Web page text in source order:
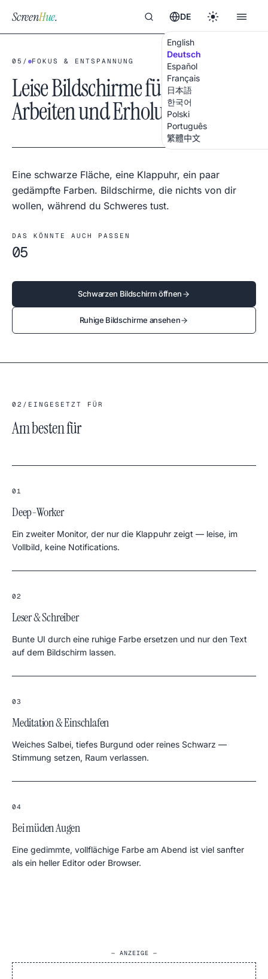
ScreenHue. DE
English
Deutsch
Español
Français
日本語
한국어
Polski
Português
繁體中文
05 / FOKUS & ENTSPANNUNG
Leise Bildschirme für tiefes
Arbeiten und Erholung
Eine schwarze Fläche, eine Klappuhr, ein paar
gedämpfte Farben. Bildschirme, die nichts von dir
wollen, während du Schweres tust.
DAS KÖNNTE AUCH PASSEN
05
Schwarzen Bildschirm öffnen
Ruhige Bildschirme ansehen
02 / EINGESETZT FÜR
Am besten für
01
Deep-Worker
Ein zweiter Monitor, der nur die Klappuhr zeigt — leise, im
Vollbild, keine Notifications.
02
Leser & Schreiber
Bunte UI durch eine ruhige Farbe ersetzen und nur den Text
auf dem Bildschirm lassen.
03
Meditation & Einschlafen
Weiches Salbei, tiefes Burgund oder reines Schwarz —
Stimmung setzen, Raum verlassen.
04
Bei müden Augen
Eine gedimmte, vollflächige Farbe am Abend ist viel sanfter
als ein heller Editor oder Browser.
— ANZEIGE —